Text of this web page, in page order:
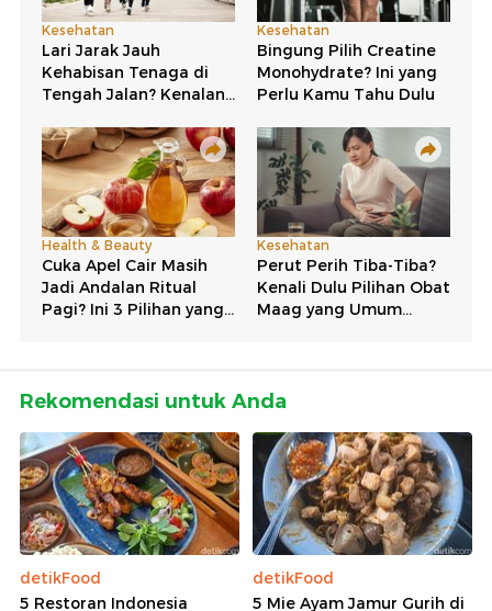
Rekomendasi untuk Anda
detikFood
5 Restoran Indonesia
detikFood
5 Mie Ayam Jamur Gurih di